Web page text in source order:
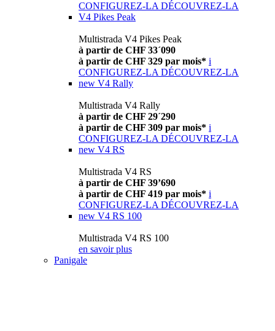
CONFIGUREZ-LA DÉCOUVREZ-LA
V4 Pikes Peak
Multistrada V4 Pikes Peak
à partir de CHF 33´090
à partir de CHF 329 par mois* i
CONFIGUREZ-LA DÉCOUVREZ-LA
new V4 Rally
Multistrada V4 Rally
à partir de CHF 29´290
à partir de CHF 309 par mois* i
CONFIGUREZ-LA DÉCOUVREZ-LA
new V4 RS
Multistrada V4 RS
à partir de CHF 39’690
à partir de CHF 419 par mois* i
CONFIGUREZ-LA DÉCOUVREZ-LA
new V4 RS 100
Multistrada V4 RS 100
en savoir plus
Panigale